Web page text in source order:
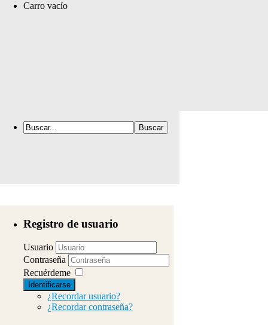
Carro vacío
Registro de usuario
Usuario
Contraseña
Recuérdeme
Identificarse
¿Recordar usuario?
¿Recordar contraseña?